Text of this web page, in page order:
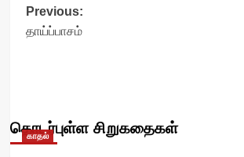
Post
navigation
Previous:
தாய்ப்பாசம்
தொடர்புள்ள சிறுகதைகள்
காதல்